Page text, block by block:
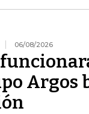
06/08/2026
Argos